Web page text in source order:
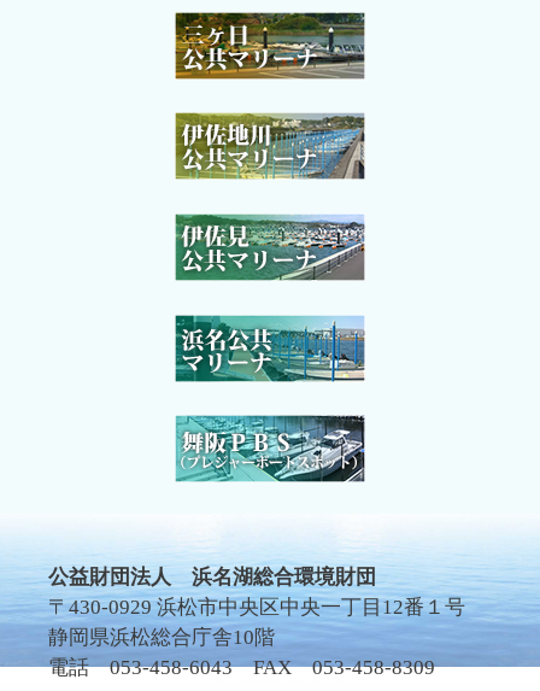
公益財団法人 浜名湖総合環境財団
〒430-0929 浜松市中央区中央一丁目12番１号
静岡県浜松総合庁舎10階
電話 053-458-6043 FAX 053-458-8309